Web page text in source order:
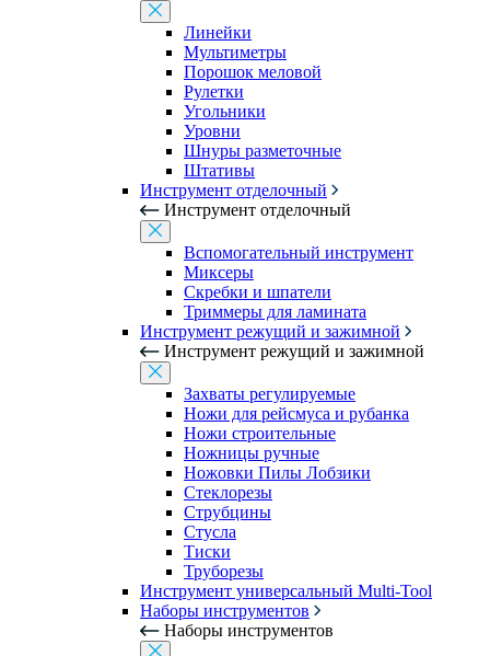
Линейки
Мультиметры
Порошок меловой
Рулетки
Угольники
Уровни
Шнуры разметочные
Штативы
Инструмент отделочный
Инструмент отделочный
Вспомогательный инструмент
Миксеры
Скребки и шпатели
Триммеры для ламината
Инструмент режущий и зажимной
Инструмент режущий и зажимной
Захваты регулируемые
Ножи для рейсмуса и рубанка
Ножи строительные
Ножницы ручные
Ножовки Пилы Лобзики
Стеклорезы
Струбцины
Стусла
Тиски
Труборезы
Инструмент универсальный Multi-Tool
Наборы инструментов
Наборы инструментов